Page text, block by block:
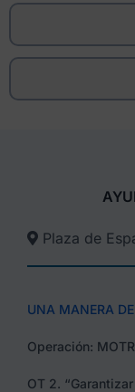
Plaza de
UNA MANERA
Operación:
OT 2.